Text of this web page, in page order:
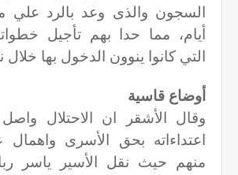
السجون والذى وعد بالرد علي
أيام، مما حدا بهم تأجيل
التي كانوا ينوون الدخول بها
أوضاع قاسية
وقال الأشقر ان الاحتلال
اعتداءاته بحق الأسرى
منهم حيث نقل الأسير ياسر